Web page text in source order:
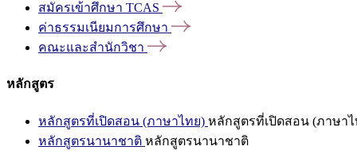
สมัครเข้าศึกษา TCAS
ค่าธรรมเนียมการศึกษา
คณะและสำนักวิชา
หลักสูตร
หลักสูตรที่เปิดสอน (ภาษาไทย) หลักสูตรที่เปิดสอน (ภาษาไ
หลักสูตรนานาชาติ หลักสูตรนานาชาติ